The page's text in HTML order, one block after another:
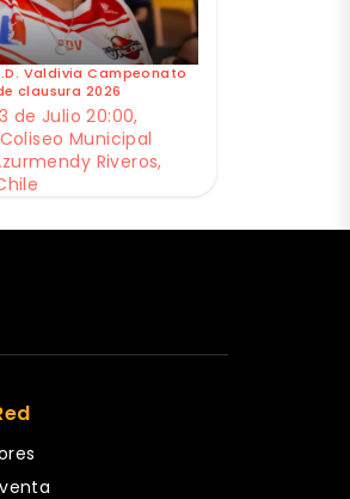
Valdivia Campeonato
clausura 2026
de Julio 20:00,
Municipal
Riveros,